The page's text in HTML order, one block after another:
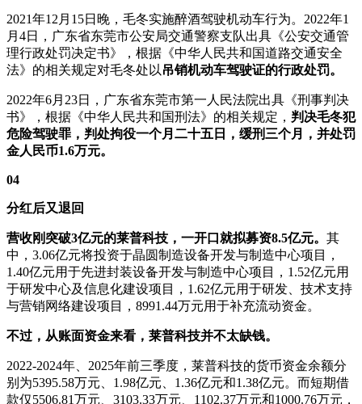
2021年12月15日晚，毛冬实施醉酒驾驶机动车行为。2022年1
月4日，广东省东莞市公安局交通警察支队出具《公安交通管
理行政处罚决定书》，根据《中华人民共和国道路交通安全
法》的相关规定对毛冬处以 吊销机动车驾驶证的行政处罚。
2022年6月23日，广东省东莞市第一人民法院出具《刑事判决
书》，根据《中华人民共和国刑法》的相关规定， 判决毛冬犯
危险驾驶罪，判处拘役一个月二十五日，缓刑三个月，并处罚
金人民币1.6万元。
04
分红后又退回
营收刚突破3亿元的莱普科技，一开口就拟募资8.5亿元。 其
中，3.06亿元将投资于晶圆制造设备开发与制造中心项目，
1.40亿元用于先进封装设备开发与制造中心项目，1.52亿元用
于研发中心及信息化建设项目，1.62亿元用于研发、技术支持
与营销网络建设项目，8991.44万元用于补充流动资金。
不过，从账面资金来看，莱普科技并不太缺钱。
2022-2024年、2025年前三季度，莱普科技的货币资金余额分
别为5395.58万元、1.98亿元、1.36亿元和1.38亿元。而短期借
款仅5506.81万元、3103.33万元、1102.37万元和1000.76万元，